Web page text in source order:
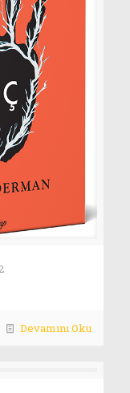
Devamını Oku